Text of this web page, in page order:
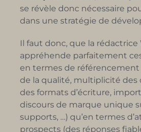
se révèle donc nécessaire
dans une stratégie de
Il faut donc, que la rédactrice
appréhende parfaitement
en termes de
de la qualité, multiplicité des
des formats d’écriture,
discours de marque unique
supports, …) qu’en termes
prospects (des réponses